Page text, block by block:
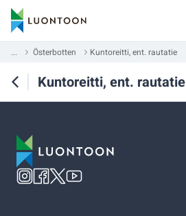
... Österbotten Kuntoreitti, ent. rautatie
Kuntoreitti, ent. rautatie